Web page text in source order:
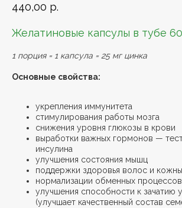
440,00 р.
Желатиновые капсулы в тубе
1 порция = 1 капсула = 25 мг цинка
Основные свойства:
укрепления иммунитета
стимулирования работы мозга
снижения уровня глюкозы в крови
выработки важных гормонов —
инсулина
улучшения состояния мышц
поддержки здоровья волос и
нормализации обменных процессов
улучшения способности к зачатию
(улучшает качественный состав